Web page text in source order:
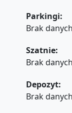
Parkingi:
Brak danych
Szatnie:
Brak danych
Depozyt:
Brak danych